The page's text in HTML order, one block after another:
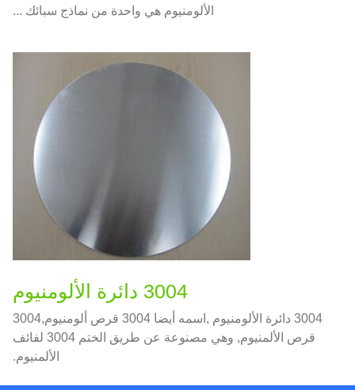
الألومنيوم هي واحدة من نماذج سبائك ...
3004 دائرة الألومنيوم
3004 دائرة الألومنيوم ,اسمه أيضا 3004 قرص ألومنيوم,3004
قرص الألمنيوم, وهي مصنوعة عن طريق الختم 3004 لفائف
الألمنيوم.